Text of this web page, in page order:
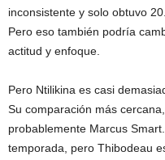
inconsistente y solo obtuvo
Pero eso también podría
actitud y enfoque.
Pero Ntilikina es casi
Su comparación más
probablemente Marcus
temporada, pero Thibodeau